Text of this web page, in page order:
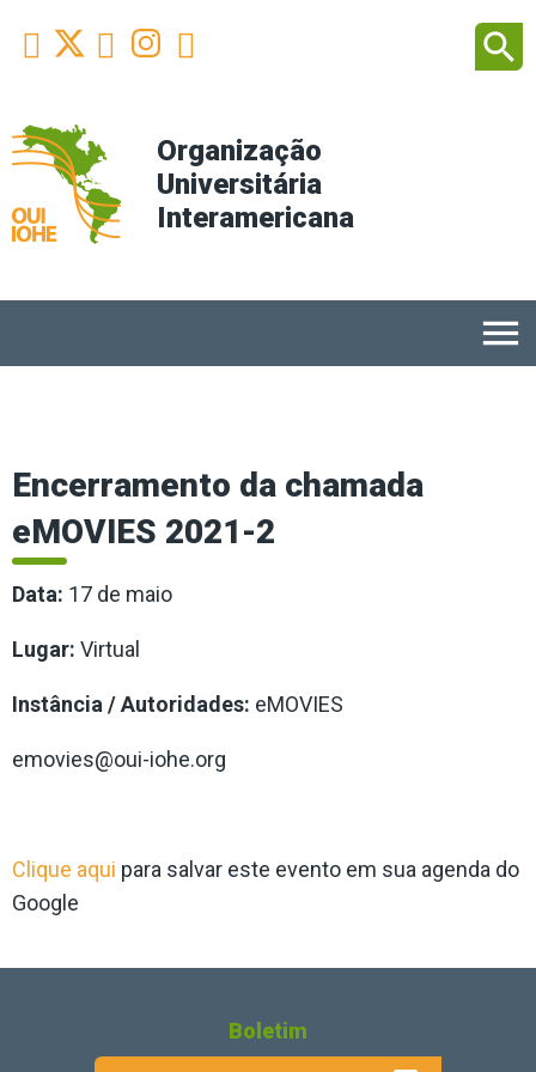
Organização
Universitária
Interamericana
 Facebook
 YoutubeInstagram
 search
menu
Encerramento da chamada
eMOVIES 2021-2
Data: 17 de maio
Lugar: Virtual
Instância / Autoridades: eMOVIES
emovies@oui-iohe.org
Clique aqui para salvar este evento em sua agenda do
Google
Boletim